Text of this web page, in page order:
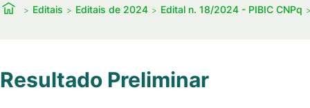
Editais Editais de 2024 Edital n. 18/2024 - PIBIC CNPq
Resultado Preliminar